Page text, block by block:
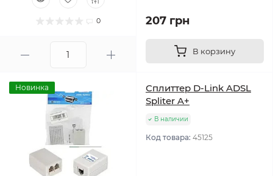
0 207 грн
В корзину
Новинка
Сплиттер D-Link ADSL
Spliter A+
В наличии
Код товара: 45125